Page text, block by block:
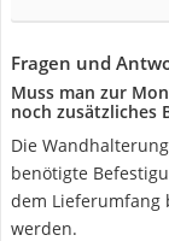
Fragen und
Muss man zur
noch zusätzliches
Die
benötigte
dem Lieferumfang
werden.